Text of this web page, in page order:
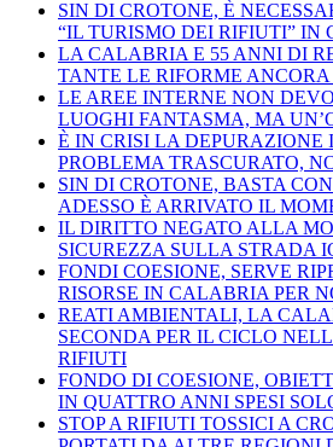
SIN DI CROTONE, È
“IL TURISMO DEI RIFIUTI” IN
LA CALABRIA E 55 ANNI DI
TANTE LE RIFORME
LE AREE INTERNE NON
LUOGHI FANTASMA, MA
È IN CRISI LA DEPURAZIONE
PROBLEMA TRASCURATO,
SIN DI CROTONE, BASTA
ADESSO È ARRIVATO IL
IL DIRITTO NEGATO ALLA
SICUREZZA SULLA STRADA
FONDI COESIONE, SERVE
RISORSE IN CALABRIA PER
REATI AMBIENTALI, LA
SECONDA PER IL CICLO
RIFIUTI
FONDO DI COESIONE,
IN QUATTRO ANNI SPESI
STOP A RIFIUTI TOSSICI A